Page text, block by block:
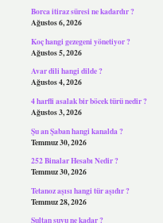
Borca itiraz süresi ne kadardır ?
Ağustos 6, 2026
Koç hangi gezegeni yönetiyor ?
Ağustos 5, 2026
Avar dili hangi dilde ?
Ağustos 4, 2026
4 harfli asalak bir böcek türü nedir ?
Ağustos 3, 2026
Şu an Şaban hangi kanalda ?
Temmuz 30, 2026
252 Binalar Hesabı Nedir ?
Temmuz 30, 2026
Tetanoz aşısı hangi tür aşıdır ?
Temmuz 28, 2026
Sultan suyu ne kadar ?